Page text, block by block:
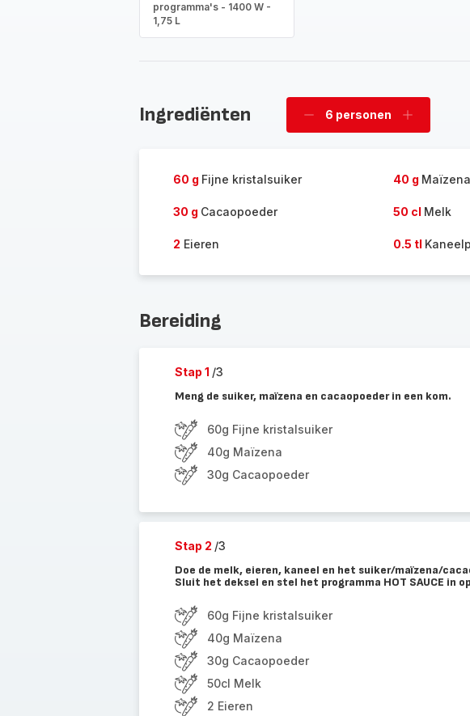
programma's - 1400 W -
1,75 L
Ingrediënten
Verwijder
6 personen
Voeg
60 g Fijne kristalsuiker 40 g Maïzena
30 g Cacaopoeder 50 cl Melk
2 Eieren 0.5 tl
Bereiding
Stap 1 /3
Meng de suiker, maïzena en cacaopoeder in een kom.
60g Fijne kristalsuiker
40g Maïzena
30g Cacaopoeder
Stap 2 /3
Doe de melk, eieren, kaneel en het suiker/maïzena/
Sluit het deksel en stel het programma HOT SAUCE in
60g Fijne kristalsuiker
40g Maïzena
30g Cacaopoeder
50cl Melk
2 Eieren